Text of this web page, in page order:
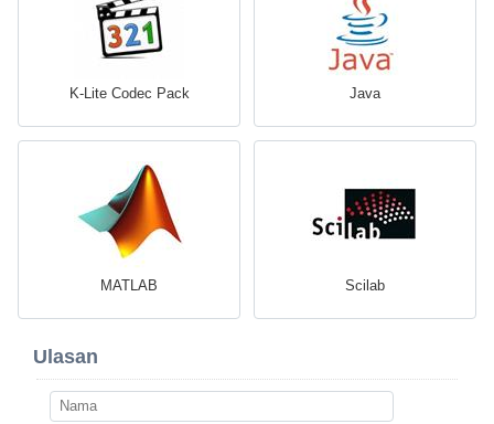
K-Lite Codec Pack Java
MATLAB Scilab
Ulasan